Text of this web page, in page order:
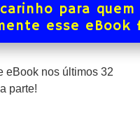
para
esse
eBook nos últimos 32
parte!